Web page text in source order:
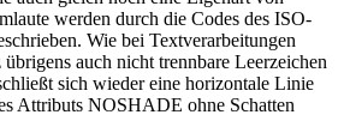
werden durch die Codes des ISO-
Wie bei Textverarbeitungen
auch nicht trennbare Leerzeichen
sich wieder eine horizontale Linie
Attributs NOSHADE ohne Schatten